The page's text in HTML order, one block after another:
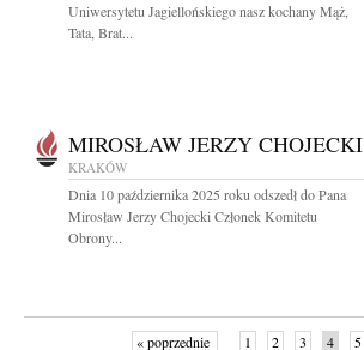
Uniwersytetu Jagiellońskiego nasz kochany Mąż,
Tata, Brat...
MIROSŁAW JERZY CHOJECKI
KRAKÓW
Dnia 10 października 2025 roku odszedł do Pana
Mirosław Jerzy Chojecki Członek Komitetu
Obrony...
« poprzednie 1 2 3 4 5